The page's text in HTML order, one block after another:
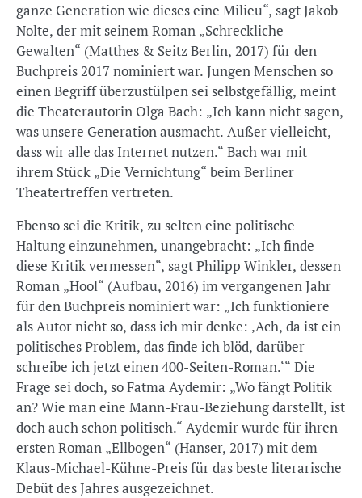
ganze Generation wie dieses eine Milieu“, sagt Jakob
Nolte, der mit seinem Roman „Schreckliche
Gewalten“ (Matthes & Seitz Berlin, 2017) für den
Buchpreis 2017 nominiert war. Jungen Menschen so
einen Begriff überzustülpen sei selbstgefällig, meint
die Theaterautorin Olga Bach: „Ich kann nicht sagen,
was unsere Generation ausmacht. Außer vielleicht,
dass wir alle das Internet nutzen.“ Bach war mit
ihrem Stück „Die Vernichtung“ beim Berliner
Theatertreffen vertreten.
Ebenso sei die Kritik, zu selten eine politische
Haltung einzunehmen, unangebracht: „Ich finde
diese Kritik vermessen“, sagt Philipp Winkler, dessen
Roman „Hool“ (Aufbau, 2016) im vergangenen Jahr
für den Buchpreis nominiert war: „Ich funktioniere
als Autor nicht so, dass ich mir denke: ‚Ach, da ist ein
politisches Problem, das finde ich blöd, darüber
schreibe ich jetzt einen 400-Seiten-Roman.‘“ Die
Frage sei doch, so Fatma Aydemir: „Wo fängt Politik
an? Wie man eine Mann-Frau-Beziehung darstellt, ist
doch auch schon politisch.“ Aydemir wurde für ihren
ersten Roman „Ellbogen“ (Hanser, 2017) mit dem
Klaus-Michael-Kühne-Preis für das beste literarische
Debüt des Jahres ausgezeichnet.